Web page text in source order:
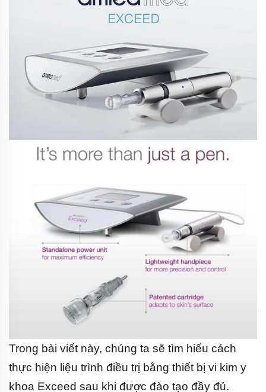
Trong bài viết này, chúng ta sẽ tìm hiểu cách
thực hiện liệu trình điều trị bằng thiết bị vi kim y
khoa Exceed sau khi được đào tạo đầy đủ.